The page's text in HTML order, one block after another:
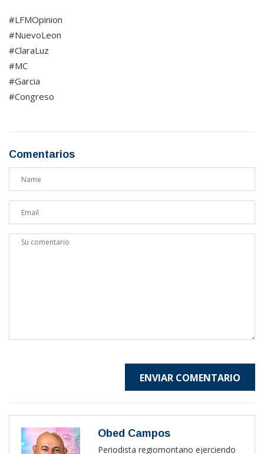
#LFMOpinion
#NuevoLeon
#ClaraLuz
#MC
#Garcia
#Congreso
Comentarios
ENVIAR COMENTARIO
Obed Campos
Periodista regiomontano ejerciendo